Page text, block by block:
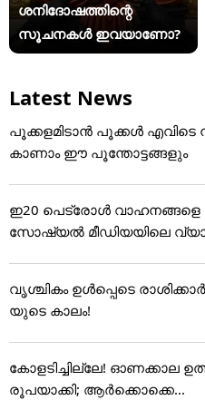
ശനിദോഷത്തിന്റെ
സൂചനകൾ ഇവയാണോ?
Latest News
പൂക്കളമിടാൻ പൂക്കൾ എവിടെ
കാണാം ഈ പൂന്തോട്ടങ്ങളും
ഇ20 പെട്രോൾ വാഹനങ്ങളെ
സോഷ്യൽ മീഡിയയിലെ
വൃശ്ചികം ഉൾപ്പെടെ
യുടെ കാലം!
കോളടിച്ചില്ലേ! ഓണക്കാല
രൂപയാക്കി; ആർക്കൊക്കെ...